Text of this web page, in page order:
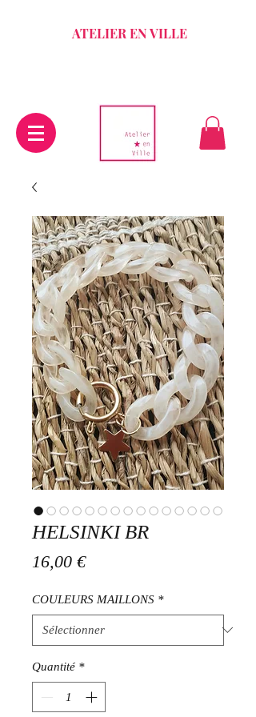
ATELIER EN VILLE
HELSINKI BR
16,00 €Prix
COULEURS MAILLONS *
Quantité *